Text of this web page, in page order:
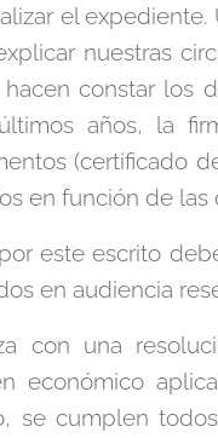
el
nuestras
constar los
años, la
(certificado
en función de las
este escrito
en audiencia
con una
económico
se cumplen